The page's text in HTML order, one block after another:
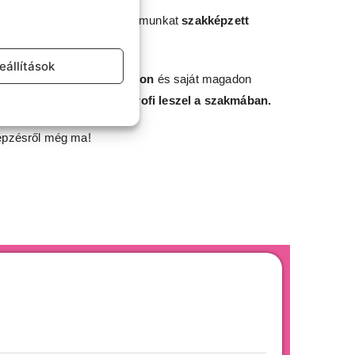
területén. Tanfolyamunkatszakképzett
mert egymáson és saját magadon
így valódi profi leszel a szakmában.
még ma!